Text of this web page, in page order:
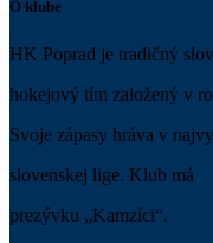
O klube
HK Poprad je tradičný
hokejový tím založený v
Svoje zápasy hráva v
slovenskej lige. Klub má
prezývku „Kamzíci“.